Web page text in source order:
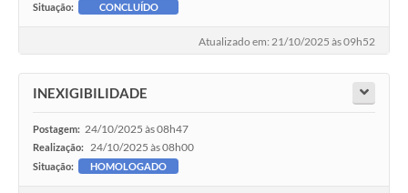
Situação: CONCLUÍDO
Atualizado em: 21/10/2025 às 09h52
INEXIGIBILIDADE
Postagem: 24/10/2025 às 08h47
Realização: 24/10/2025 às 08h00
Situação: HOMOLOGADO